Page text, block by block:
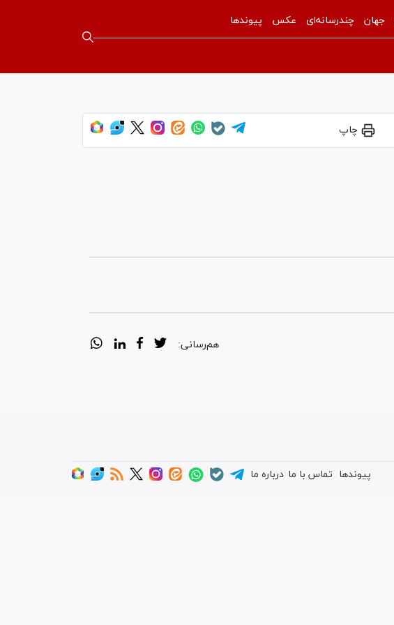
جهان چندرسانه‌ای عکس پیوندها
چاپ
هم‌رسانی:
پیوندها تماس با ما درباره ما